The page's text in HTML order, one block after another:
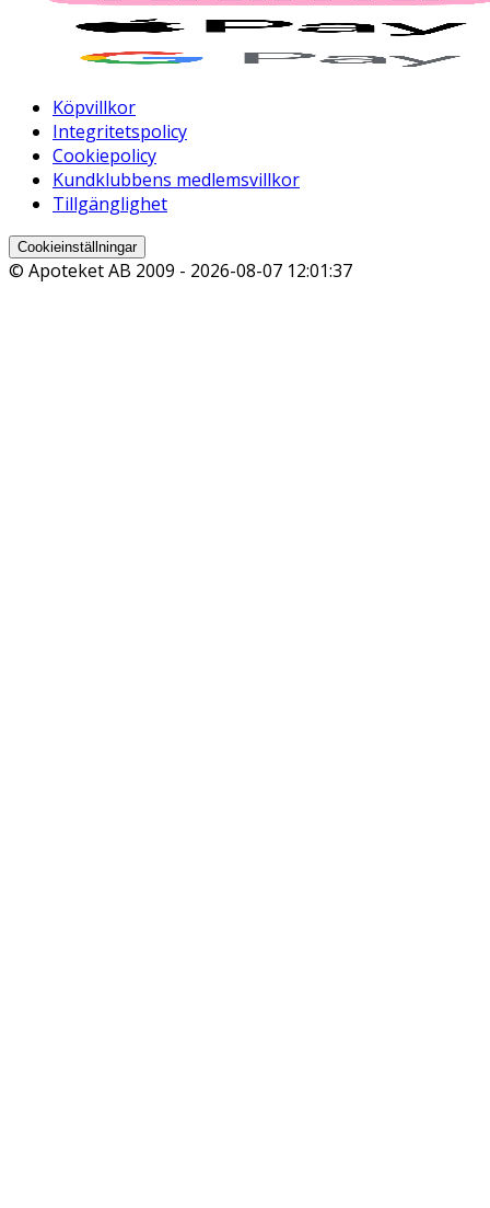
Köpvillkor
Integritetspolicy
Cookiepolicy
Kundklubbens medlemsvillkor
Tillgänglighet
Cookieinställningar
© Apoteket AB 2009 - 2026-08-07 12:01:37